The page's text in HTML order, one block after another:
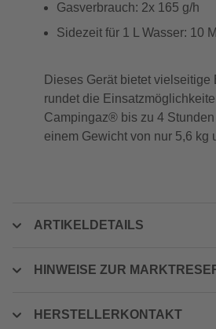
Gasverbrauch: 2x 165 g/h
Sidezeit für 1 L Wasser: 10
Dieses Gerät bietet
rundet die
Campingaz® bis zu 4
einem Gewicht von nur 5,6 kg
ARTIKELDETAILS
HINWEISE ZUR
HERSTELLERKONTAKT